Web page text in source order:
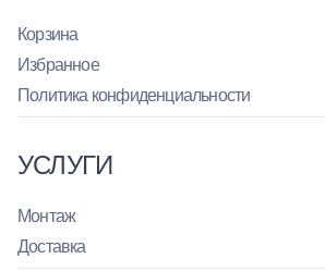
Корзина
Избранное
Политика конфиденциальности
УСЛУГИ
Монтаж
Доставка